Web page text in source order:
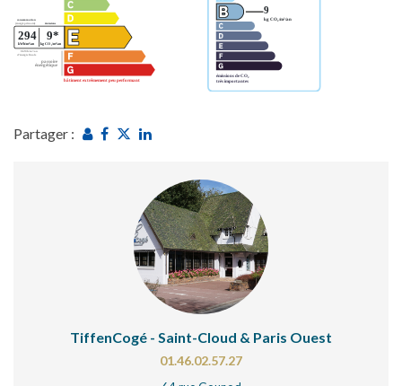
Partager :
TiffenCogé - Saint-Cloud & Paris Ouest
01.46.02.57.27